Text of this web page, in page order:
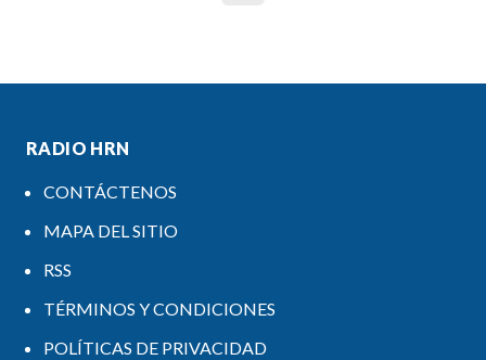
RADIO HRN
CONTÁCTENOS
MAPA DEL SITIO
RSS
TÉRMINOS Y CONDICIONES
POLÍTICAS DE PRIVACIDAD